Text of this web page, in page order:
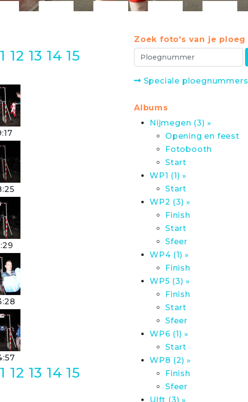
12 13 14 15
12 13 14 15
Zoek foto's van je ploeg
Speciale ploegnummers
Albums
Nijmegen (3) »
Opening en feest
Fotobooth
Start
WP1 (1) »
Start
WP2 (3) »
Finish
Start
Sfeer
WP4 (1) »
Finish
WP5 (3) »
Finish
Start
Sfeer
WP6 (1) »
Start
WP8 (2) »
Finish
Sfeer
Ulft (3) »